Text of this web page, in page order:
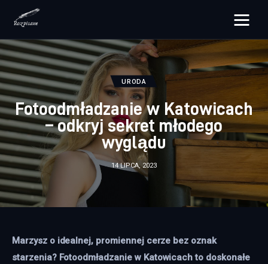
rozpisane.pl
Lifestyle
Zdrowie
Uroda
Dom i ogród
Więcej
URODA
Fotoodmładzanie w Katowicach
– odkryj sekret młodego
wyglądu
14 LIPCA, 2023
Marzysz o idealnej, promiennej cerze bez oznak
starzenia? Fotoodmładzanie w Katowicach to doskonałe